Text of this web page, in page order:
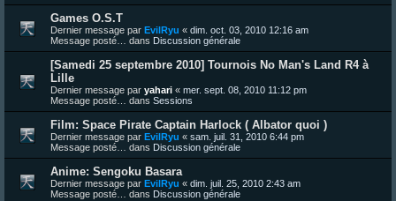
Games O.S.T
Dernier message par EvilRyu « dim. oct. 03, 2010 12:16 am
Message posté… dans Discussion générale
[Samedi 25 septembre 2010] Tournois No Man's Land R4 à
Lille
Dernier message par yahari « mer. sept. 08, 2010 11:12 pm
Message posté… dans Sessions
Film: Space Pirate Captain Harlock ( Albator quoi )
Dernier message par EvilRyu « sam. juil. 31, 2010 6:44 pm
Message posté… dans Discussion générale
Anime: Sengoku Basara
Dernier message par EvilRyu « dim. juil. 25, 2010 2:43 am
Message posté… dans Discussion générale